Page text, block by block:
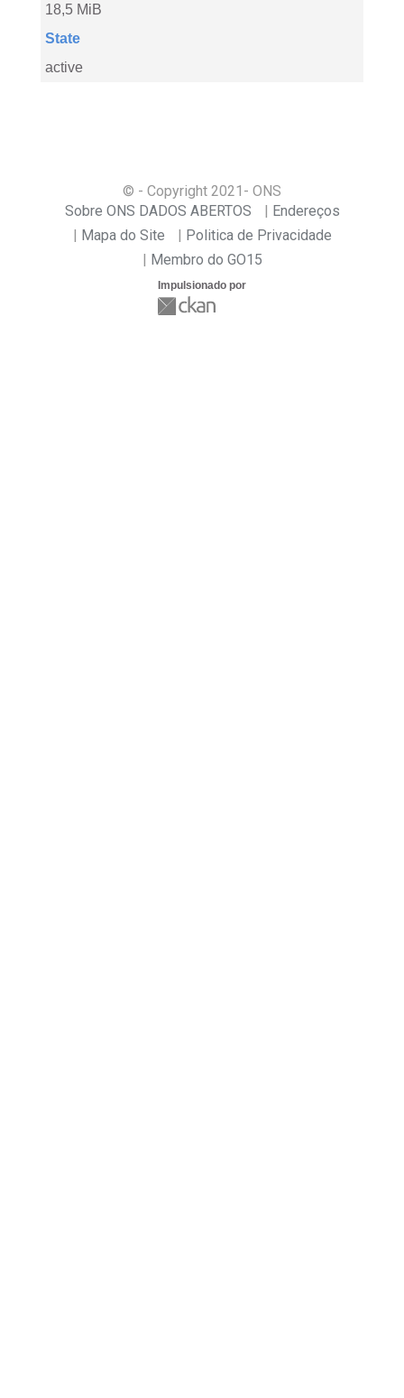
18,5 MiB
State
active
© - Copyright 2021 - ONS
Sobre ONS DADOS ABERTOS
Endereços
Mapa do Site
Politica de Privacidade
Membro do GO15
Impulsionado por